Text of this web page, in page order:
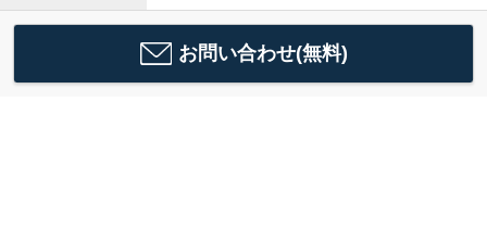
お問い合わせ(無料)